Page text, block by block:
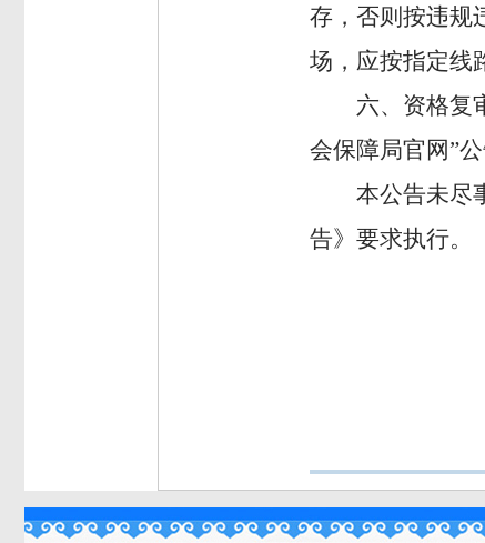
存，否则按违规
场 ，应按指定线
六、资格复
会保障局官网”公
本公告未尽
告》要求执行。